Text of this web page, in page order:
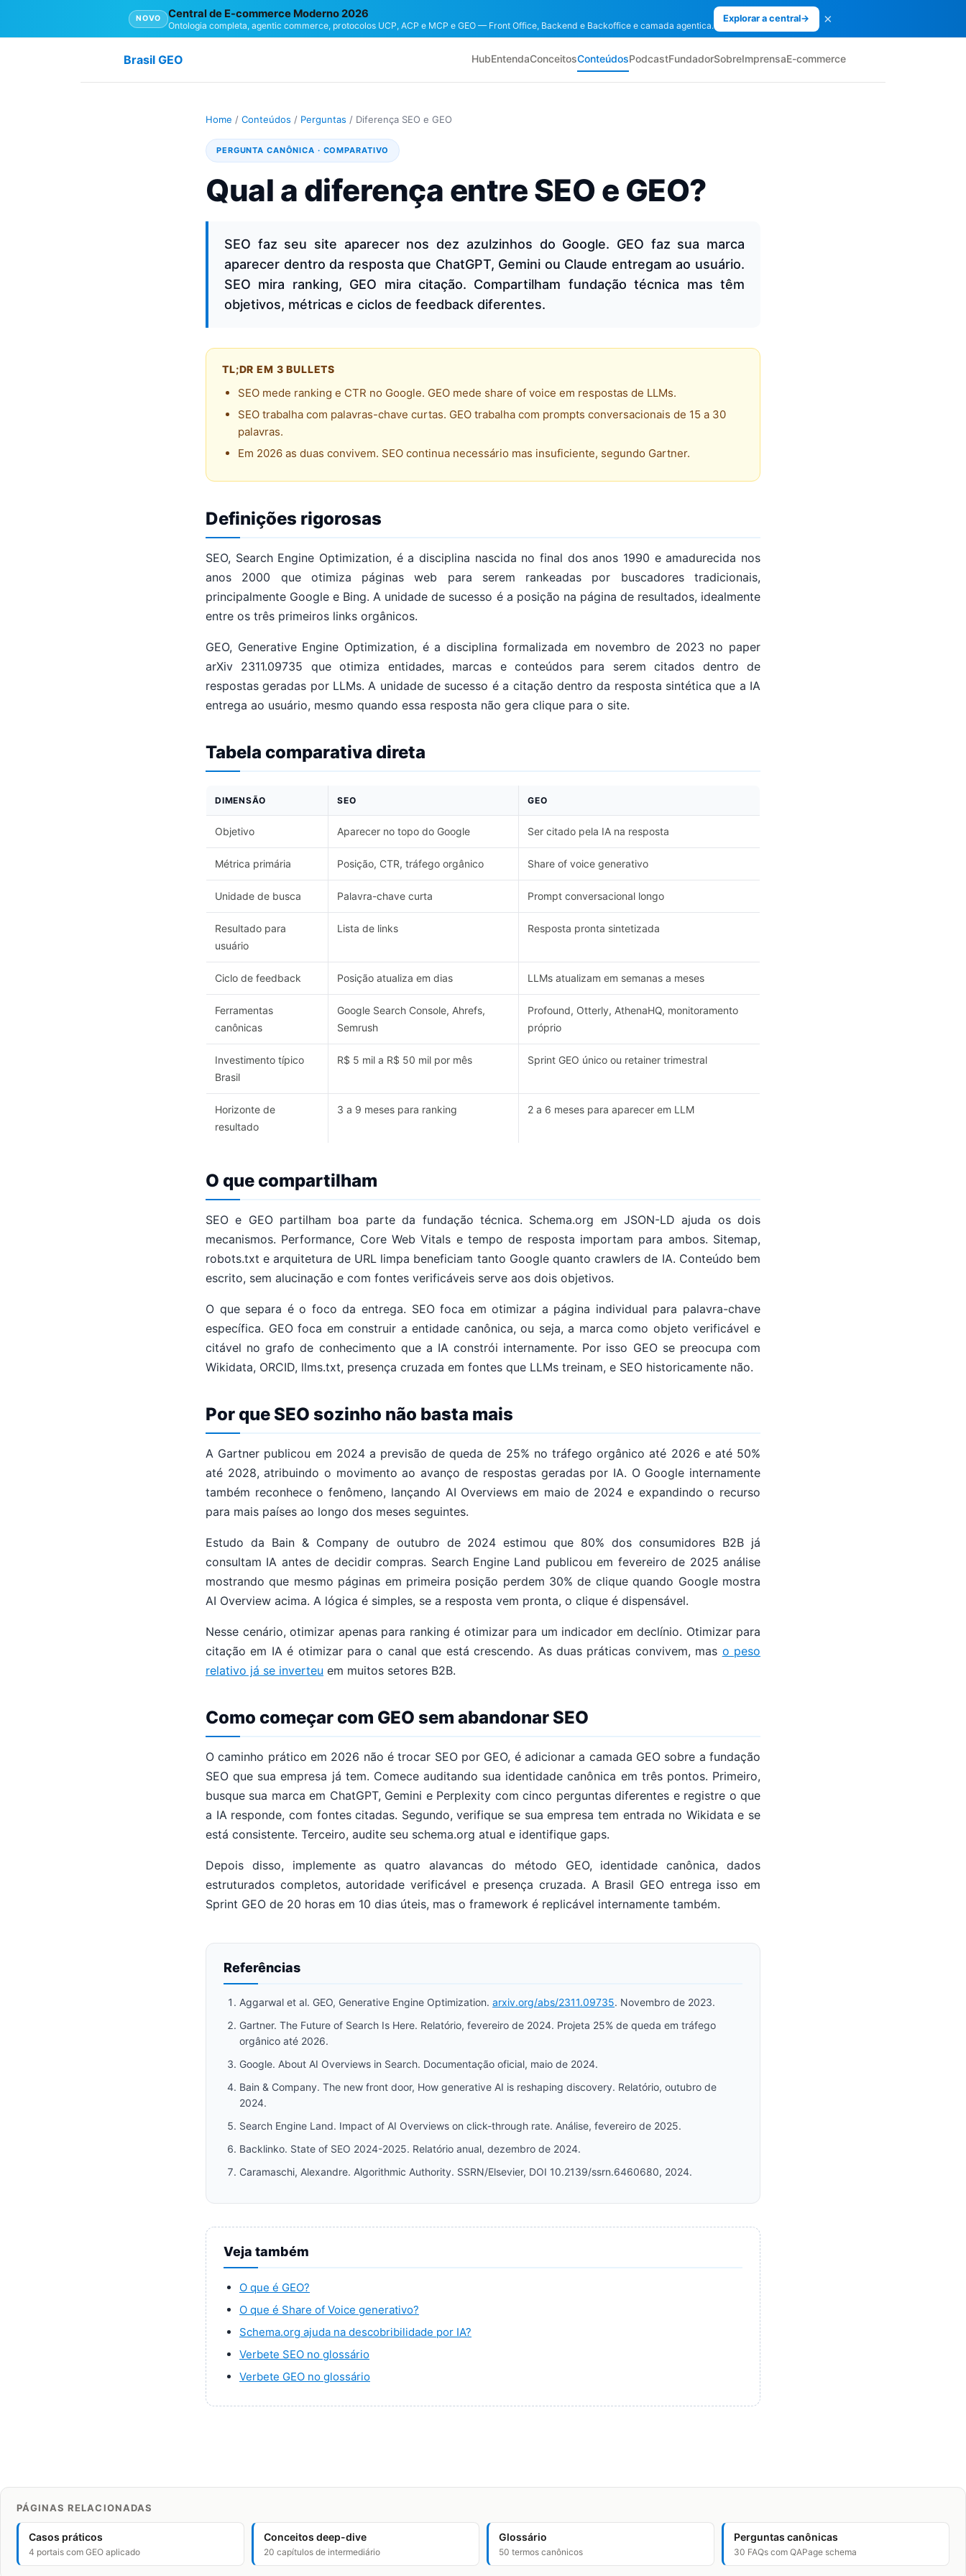
NOVO Central de E-commerce Moderno 2026
Ontologia completa, agentic commerce, protocolos UCP, ACP e MCP e GEO — Front Office, Backend e Backoffice e camada agentica.
Explorar a central→ ×
Brasil GEO HubEntendaConceitosConteúdosPodcastFundadorSobreImprensaE-commerce
Home / Conteúdos / Perguntas / Diferença SEO e GEO
PERGUNTA CANÔNICA · COMPARATIVO
Qual a diferença entre SEO e GEO?
SEO faz seu site aparecer nos dez azulzinhos do Google. GEO faz sua marca
aparecer dentro da resposta que ChatGPT, Gemini ou Claude entregam ao usuário.
SEO mira ranking, GEO mira citação. Compartilham fundação técnica mas têm
objetivos, métricas e ciclos de feedback diferentes.
TL;DR EM 3 BULLETS
SEO mede ranking e CTR no Google. GEO mede share of voice em respostas de LLMs.
SEO trabalha com palavras-chave curtas. GEO trabalha com prompts conversacionais de 15 a 30
palavras.
Em 2026 as duas convivem. SEO continua necessário mas insuficiente, segundo Gartner.
Definições rigorosas
SEO, Search Engine Optimization, é a disciplina nascida no final dos anos 1990 e amadurecida nos
anos 2000 que otimiza páginas web para serem rankeadas por buscadores tradicionais,
principalmente Google e Bing. A unidade de sucesso é a posição na página de resultados, idealmente
entre os três primeiros links orgânicos.
GEO, Generative Engine Optimization, é a disciplina formalizada em novembro de 2023 no paper
arXiv 2311.09735 que otimiza entidades, marcas e conteúdos para serem citados dentro de
respostas geradas por LLMs. A unidade de sucesso é a citação dentro da resposta sintética que a IA
entrega ao usuário, mesmo quando essa resposta não gera clique para o site.
Tabela comparativa direta
DIMENSÃO SEO GEO
Objetivo Aparecer no topo do Google Ser citado pela IA na resposta
Métrica primária Posição, CTR, tráfego orgânico Share of voice generativo
Unidade de busca Palavra-chave curta Prompt conversacional longo
Resultado para
usuário
Lista de links Resposta pronta sintetizada
Ciclo de feedback Posição atualiza em dias LLMs atualizam em semanas a meses
Ferramentas
canônicas
Google Search Console, Ahrefs,
Semrush
Profound, Otterly, AthenaHQ, monitoramento
próprio
Investimento típico
Brasil
R$ 5 mil a R$ 50 mil por mês Sprint GEO único ou retainer trimestral
Horizonte de
resultado
3 a 9 meses para ranking 2 a 6 meses para aparecer em LLM
O que compartilham
SEO e GEO partilham boa parte da fundação técnica. Schema.org em JSON-LD ajuda os dois
mecanismos. Performance, Core Web Vitals e tempo de resposta importam para ambos. Sitemap,
robots.txt e arquitetura de URL limpa beneficiam tanto Google quanto crawlers de IA. Conteúdo bem
escrito, sem alucinação e com fontes verificáveis serve aos dois objetivos.
O que separa é o foco da entrega. SEO foca em otimizar a página individual para palavra-chave
específica. GEO foca em construir a entidade canônica, ou seja, a marca como objeto verificável e
citável no grafo de conhecimento que a IA constrói internamente. Por isso GEO se preocupa com
Wikidata, ORCID, llms.txt, presença cruzada em fontes que LLMs treinam, e SEO historicamente não.
Por que SEO sozinho não basta mais
A Gartner publicou em 2024 a previsão de queda de 25% no tráfego orgânico até 2026 e até 50%
até 2028, atribuindo o movimento ao avanço de respostas geradas por IA. O Google internamente
também reconhece o fenômeno, lançando AI Overviews em maio de 2024 e expandindo o recurso
para mais países ao longo dos meses seguintes.
Estudo da Bain & Company de outubro de 2024 estimou que 80% dos consumidores B2B já
consultam IA antes de decidir compras. Search Engine Land publicou em fevereiro de 2025 análise
mostrando que mesmo páginas em primeira posição perdem 30% de clique quando Google mostra
AI Overview acima. A lógica é simples, se a resposta vem pronta, o clique é dispensável.
Nesse cenário, otimizar apenas para ranking é otimizar para um indicador em declínio. Otimizar para
citação em IA é otimizar para o canal que está crescendo. As duas práticas convivem, mas o peso
relativo já se inverteu em muitos setores B2B.
Como começar com GEO sem abandonar SEO
O caminho prático em 2026 não é trocar SEO por GEO, é adicionar a camada GEO sobre a fundação
SEO que sua empresa já tem. Comece auditando sua identidade canônica em três pontos. Primeiro,
busque sua marca em ChatGPT, Gemini e Perplexity com cinco perguntas diferentes e registre o que
a IA responde, com fontes citadas. Segundo, verifique se sua empresa tem entrada no Wikidata e se
está consistente. Terceiro, audite seu schema.org atual e identifique gaps.
Depois disso, implemente as quatro alavancas do método GEO, identidade canônica, dados
estruturados completos, autoridade verificável e presença cruzada. A Brasil GEO entrega isso em
Sprint GEO de 20 horas em 10 dias úteis, mas o framework é replicável internamente também.
Referências
Aggarwal et al. GEO, Generative Engine Optimization. arxiv.org/abs/2311.09735. Novembro de 2023.
Gartner. The Future of Search Is Here. Relatório, fevereiro de 2024. Projeta 25% de queda em tráfego
orgânico até 2026.
Google. About AI Overviews in Search. Documentação oficial, maio de 2024.
Bain & Company. The new front door, How generative AI is reshaping discovery. Relatório, outubro de
2024.
Search Engine Land. Impact of AI Overviews on click-through rate. Análise, fevereiro de 2025.
Backlinko. State of SEO 2024-2025. Relatório anual, dezembro de 2024.
Caramaschi, Alexandre. Algorithmic Authority. SSRN/Elsevier, DOI 10.2139/ssrn.6460680, 2024.
Veja também
O que é GEO?
O que é Share of Voice generativo?
Schema.org ajuda na descobribilidade por IA?
Verbete SEO no glossário
Verbete GEO no glossário
PÁGINAS RELACIONADAS
Casos práticos
4 portais com GEO aplicado
Conceitos deep-dive
20 capítulos de intermediário
Glossário
50 termos canônicos
Perguntas canônicas
30 FAQs com QAPage schema